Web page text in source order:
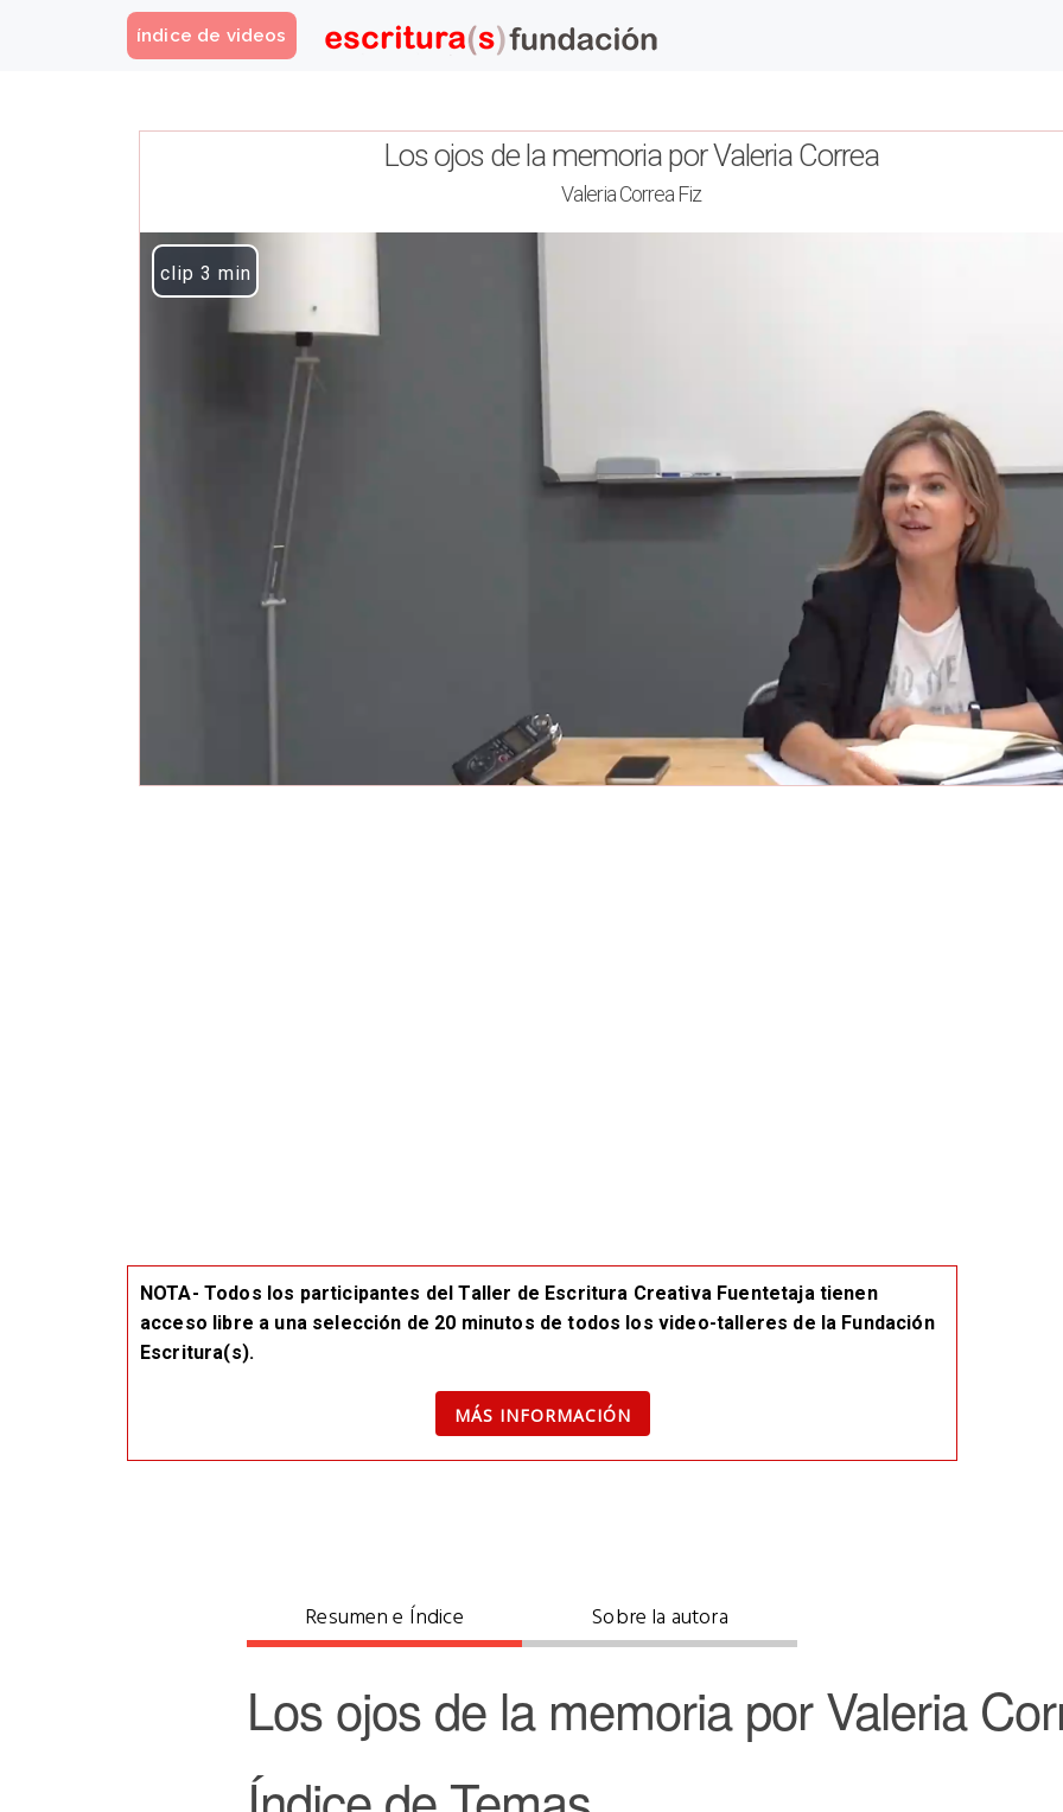
índice de videos
Los ojos de la memoria por Valeria Correa
Valeria Correa Fiz
Play Video
NOTA- Todos los participantes del Taller de Escritura Creativa Fuentetaja tienen
acceso libre a una selección de 20 minutos de todos los video-talleres de la Fundación
Escritura(s).
MÁS INFORMACIÓN
Resumen e Índice Sobre la autora
Los ojos de la memoria por Valeria